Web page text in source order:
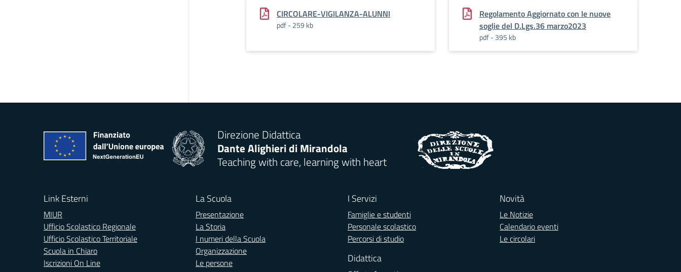
CIRCOLARE-VIGILANZA-ALUNNI
pdf - 259 kb
Regolamento Aggiornato con le nuove
soglie del D.Lgs.36 marzo2023
pdf - 395 kb
Direzione Didattica
Dante Alighieri di Mirandola
Teaching with care, learning with heart
Link Esterni
MIUR
Ufficio Scolastico Regionale
Ufficio Scolastico Territoriale
Scuola in Chiaro
Iscrizioni On Line
La Scuola
Presentazione
La Storia
I numeri della Scuola
Organizzazione
Le persone
I Servizi
Famiglie e studenti
Personale scolastico
Percorsi di studio
Didattica
Novità
Le Notizie
Calendario eventi
Le circolari